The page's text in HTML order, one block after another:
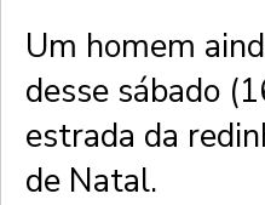
Um homem
desse sábado
estrada da
de Natal.